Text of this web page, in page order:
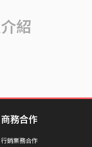
紹
商務合作
行銷業務合作